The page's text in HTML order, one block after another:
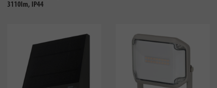
3110lm, IP44